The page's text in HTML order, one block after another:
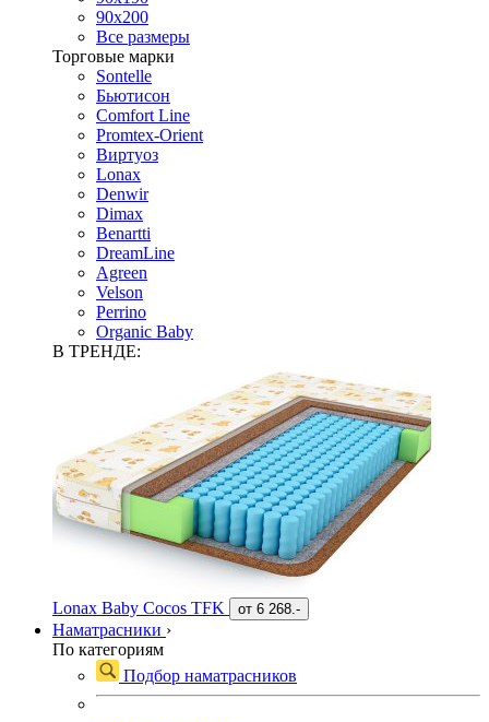
90х200
Все размеры
Торговые марки
Sontelle
Бьютисон
Comfort Line
Promtex-Orient
Виртуоз
Lonax
Denwir
Dimax
Benartti
DreamLine
Agreen
Velson
Perrino
Organic Baby
В ТРЕНДЕ:
Lonax Baby Cocos TFK от 6 268.-
Наматрасники ›
По категориям
Подбор наматрасников